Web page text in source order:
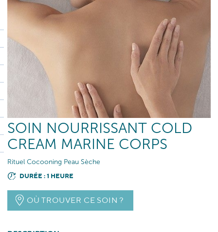
SOIN NOURRISSANT COLD
CREAM MARINE CORPS
Rituel Cocooning Peau Sèche
DURÉE : 1 HEURE
OÙ TROUVER CE SOIN ?